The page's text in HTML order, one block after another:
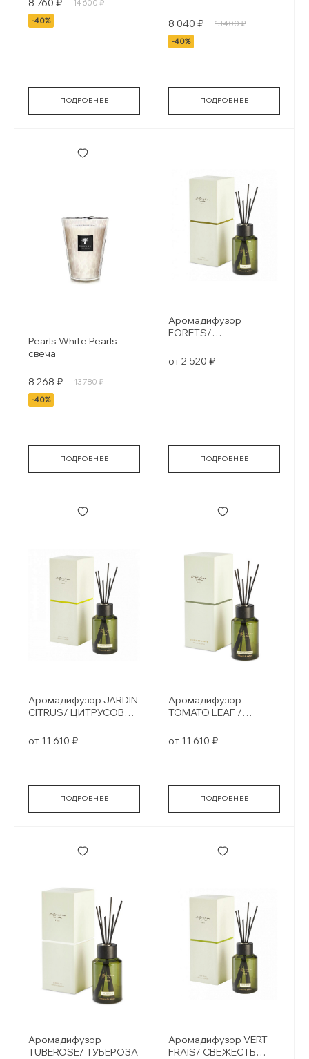
14 600 ₽
-40%
ПОДРОБНЕЕ
8 040 ₽
13 400 ₽
-40%
ПОДРОБНЕЕ
Pearls White Pearls
свеча
8 268 ₽
13 780 ₽
-40%
ПОДРОБНЕЕ
Аромадифузор
FORETS/
от 2 520 ₽
ПОДРОБНЕЕ
Аромадифузор JARDIN
CITRUS/ ЦИТРУСОВЫЕ
от 11 610 ₽
ПОДРОБНЕЕ
Аромадифузор
TOMATO LEAF /
от 11 610 ₽
ПОДРОБНЕЕ
Аромадифузор
TUBEROSE/ ТУБЕРОЗА
Аромадифузор VERT
FRAIS/ СВЕЖЕСТЬ